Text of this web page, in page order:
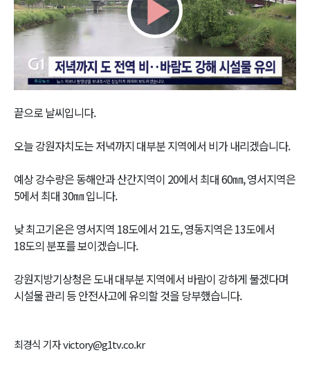
Play
Video
끝으로 날씨입니다.
오늘 강원자치도는 저녁까지 대부분 지역에서 비가 내리겠습니다.
예상 강수량은 동해안과 산간지역이 20에서 최대 60㎜, 영서지역은
5에서 최대 30㎜ 입니다.
낮 최고기온은 영서지역 18도에서 21도, 영동지역은 13도에서
18도의 분포를 보이겠습니다.
강원지방기상청은 도내 대부분 지역에서 바람이 강하게 불겠다며
시설물 관리 등 안전사고에 유의할 것을 당부했습니다.
최경식 기자 victory@g1tv.co.kr